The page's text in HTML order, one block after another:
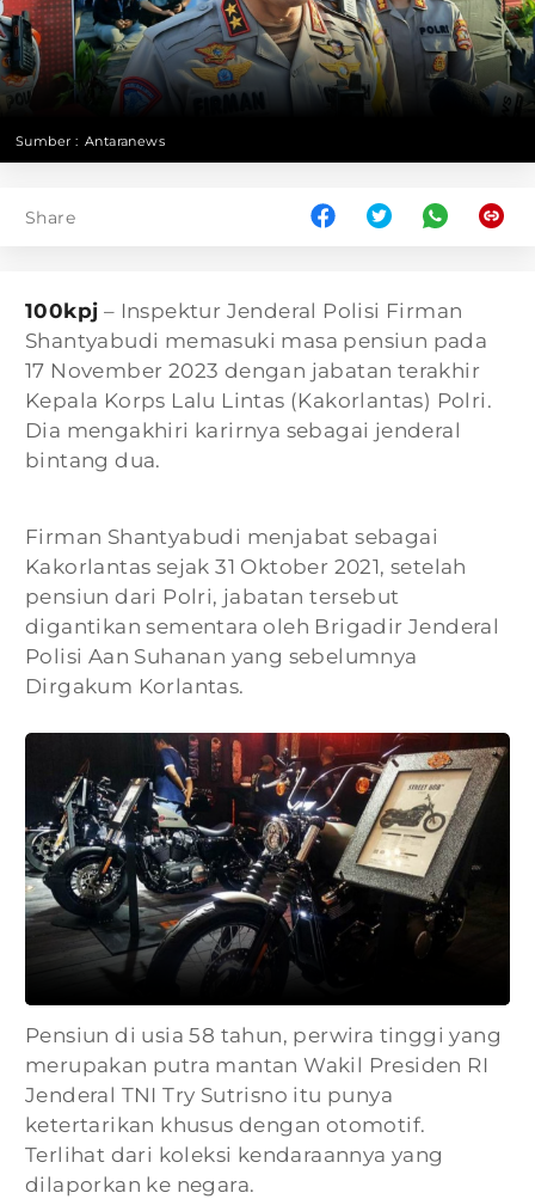
Sumber : Antaranews
Share
100kpj – Inspektur Jenderal Polisi Firman
Shantyabudi memasuki masa pensiun pada
17 November 2023 dengan jabatan terakhir
Kepala Korps Lalu Lintas (Kakorlantas) Polri.
Dia mengakhiri karirnya sebagai jenderal
bintang dua.
Firman Shantyabudi menjabat sebagai
Kakorlantas sejak 31 Oktober 2021, setelah
pensiun dari Polri, jabatan tersebut
digantikan sementara oleh Brigadir Jenderal
Polisi Aan Suhanan yang sebelumnya
Dirgakum Korlantas.
Pensiun di usia 58 tahun, perwira tinggi yang
merupakan putra mantan Wakil Presiden RI
Jenderal TNI Try Sutrisno itu punya
ketertarikan khusus dengan otomotif.
Terlihat dari koleksi kendaraannya yang
dilaporkan ke negara.